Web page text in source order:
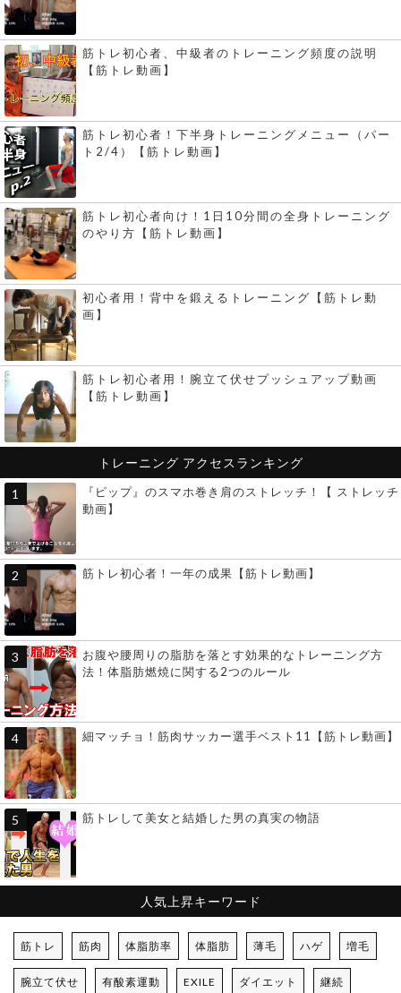
筋トレ初心者、中級者のトレーニング頻度の説明
【筋トレ動画】
筋トレ初心者！下半身トレーニングメニュー（パー
ト2/4）【筋トレ動画】
筋トレ初心者向け！1日10分間の全身トレーニング
のやり方【筋トレ動画】
初心者用！背中を鍛えるトレーニング【筋トレ動
画】
筋トレ初心者用！腕立て伏せプッシュアップ動画
【筋トレ動画】
トレーニング アクセスランキング
『ピップ』のスマホ巻き肩のストレッチ！【 ストレッチ
動画】
筋トレ初心者！一年の成果【筋トレ動画】
お腹や腰周りの脂肪を落とす効果的なトレーニング方
法！体脂肪燃焼に関する2つのルール
細マッチョ！筋肉サッカー選手ベスト11【筋トレ動画】
筋トレして美女と結婚した男の真実の物語
人気上昇キーワード
筋トレ 筋肉 体脂肪率 体脂肪 薄毛 ハゲ 増毛
腕立て伏せ 有酸素運動 EXILE ダイエット 継続